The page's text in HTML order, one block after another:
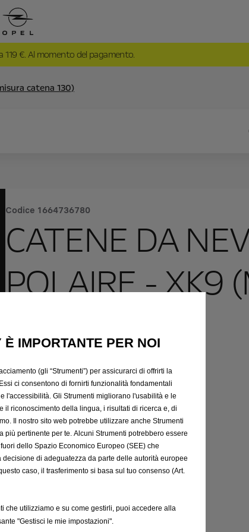
119 €. Al momento del pagamento.
catena 130)
Codice 1664736780
CATENE DA
POLAIRE - XK9
CATENA 130)
111,59 €
P
r
i
c
e
i
s
1
,
IVA inclusa/Unità
-
+
Q
u
a
n
t
t
y
IMPORTANTE PER NOI
(gli “Strumenti”) per assicurarci di offrirti la
ci consentono di fornirti funzionalità fondamentali
l'accessibilità. Gli Strumenti migliorano l'usabilità e le
il riconoscimento della lingua, i risultati di ricerca e, di
Il nostro sito web potrebbe utilizzare anche Strumenti
più pertinente per te. Alcuni Strumenti potrebbero essere
dello Spazio Economico Europeo (SEE) che
di adeguatezza da parte delle autorità europee
caso, il trasferimento si basa sul tuo consenso (Art.
che utilizziamo e su come gestirli, puoi accedere alla
"Gestisci le mie impostazioni".